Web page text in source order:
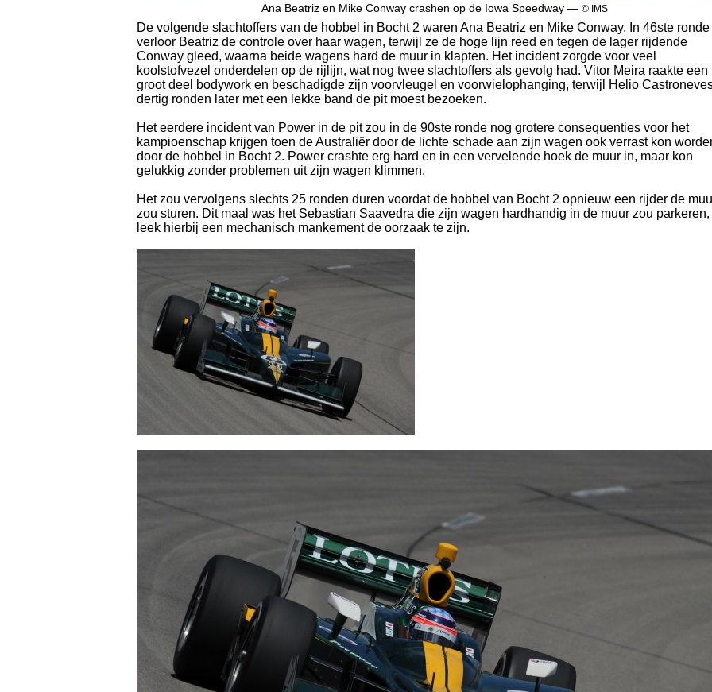
Ana Beatriz en Mike Conway crashen op de Iowa Speedway — © IMS
De volgende slachtoffers van de hobbel in Bocht 2 waren Ana Beatriz en Mike Conway. In 46ste ronde
verloor Beatriz de controle over haar wagen, terwijl ze de hoge lijn reed en tegen de lager rijdende
Conway gleed, waarna beide wagens hard de muur in klapten. Het incident zorgde voor veel
koolstofvezel onderdelen op de rijlijn, wat nog twee slachtoffers als gevolg had. Vitor Meira raakte een
groot deel bodywork en beschadigde zijn voorvleugel en voorwielophanging, terwijl Helio
dertig ronden later met een lekke band de pit moest bezoeken.
Het eerdere incident van Power in de pit zou in de 90ste ronde nog grotere consequenties voor het
kampioenschap krijgen toen de Australiër door de lichte schade aan zijn wagen ook verrast kon
door de hobbel in Bocht 2. Power crashte erg hard en in een vervelende hoek de muur in, maar kon
gelukkig zonder problemen uit zijn wagen klimmen.
Het zou vervolgens slechts 25 ronden duren voordat de hobbel van Bocht 2 opnieuw een rijder de
zou sturen. Dit maal was het Sebastian Saavedra die zijn wagen hardhandig in de muur zou parkeren,
leek hierbij een mechanisch mankement de oorzaak te zijn.